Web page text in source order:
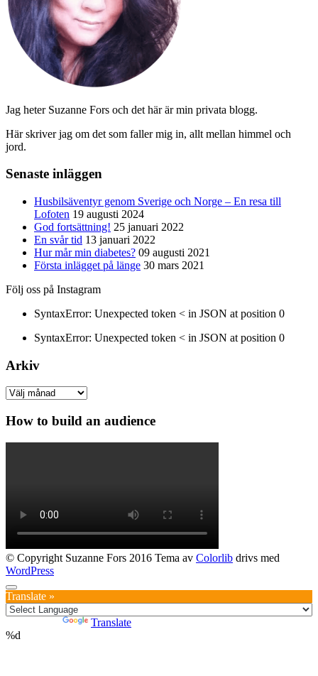
Jag heter Suzanne Fors och det här är min privata blogg.
Här skriver jag om det som faller mig in, allt mellan himmel och
jord.
Senaste inläggen
Husbilsäventyr genom Sverige och Norge – En resa till
Lofoten 19 augusti 2024
God fortsättning! 25 januari 2022
En svår tid 13 januari 2022
Hur mår min diabetes? 09 augusti 2021
Första inlägget på länge 30 mars 2021
Följ oss på Instagram
SyntaxError: Unexpected token < in JSON at position 0
SyntaxError: Unexpected token < in JSON at position 0
Arkiv
Arkiv
How to build an audience
© Copyright Suzanne Fors 2016 Tema av Colorlib drivs med
WordPress
Translate »
Translate
%d